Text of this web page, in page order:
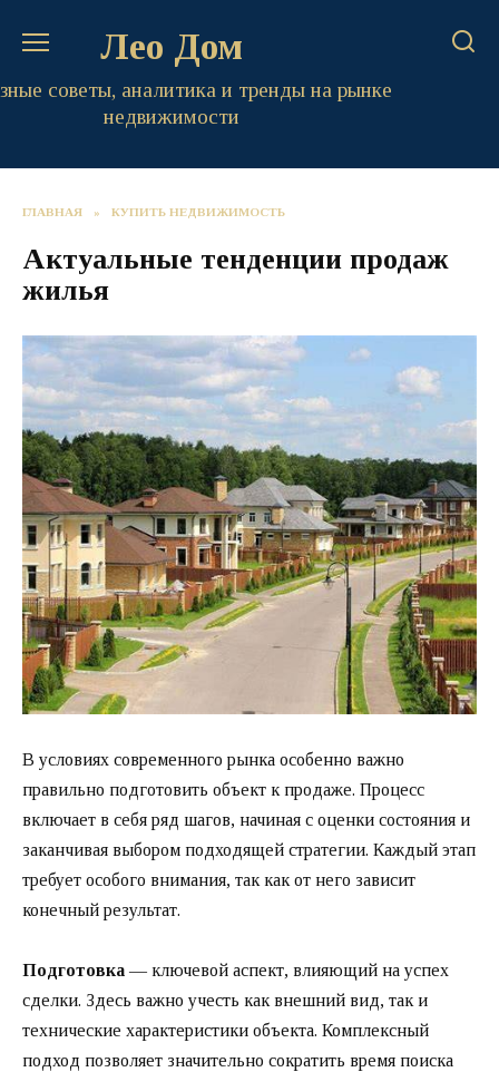
Лео Дом
советы, аналитика и тренды на рынке
недвижимости
ГЛАВНАЯ » КУПИТЬ НЕДВИЖИМОСТЬ
Актуальные тенденции продаж
жилья
В условиях современного рынка особенно важно
правильно подготовить объект к продаже. Процесс
включает в себя ряд шагов, начиная с оценки состояния и
заканчивая выбором подходящей стратегии. Каждый этап
требует особого внимания, так как от него зависит
конечный результат.
Подготовка — ключевой аспект, влияющий на успех
сделки. Здесь важно учесть как внешний вид, так и
технические характеристики объекта. Комплексный
подход позволяет значительно сократить время поиска